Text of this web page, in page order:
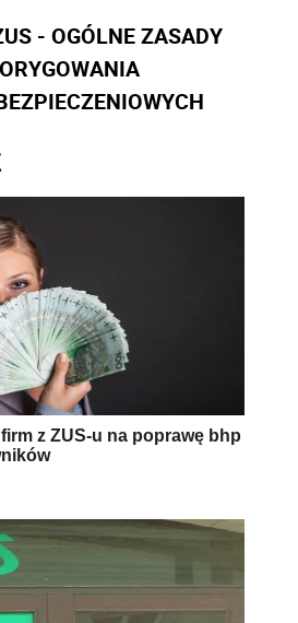
- OGÓLNE ZASADY
z ZUS-u na poprawę bhp